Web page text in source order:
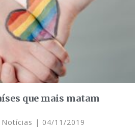
que mais matam
04/11/2019